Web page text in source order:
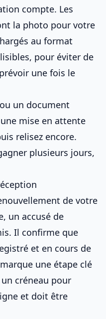
compte. Les
la photo pour votre
au format
pour éviter de
une fois le
un document
mise en attente
relisez encore.
plusieurs jours,
de votre
un accusé de
Il confirme que
et en cours de
une étape clé
créneau pour
et doit être